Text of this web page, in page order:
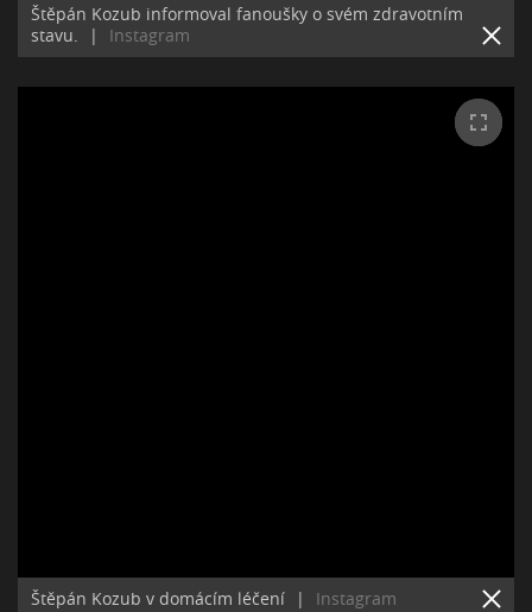
Štěpán Kozub informoval fanoušky o svém zdravotním
stavu.
| Instagram
Štěpán Kozub v domácím léčení | Instagram